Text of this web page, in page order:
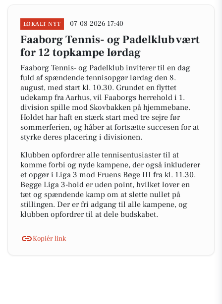
LOKALT NYT 07-08-2026 17:40
Faaborg Tennis- og Padelklub vært
for 12 topkampe lørdag
Faaborg Tennis- og Padelklub inviterer til en dag
fuld af spændende tennisopgør lørdag den 8.
august, med start kl. 10.30. Grundet en flyttet
udekamp fra Aarhus, vil Faaborgs herrehold i 1.
division spille mod Skovbakken på hjemmebane.
Holdet har haft en stærk start med tre sejre før
sommerferien, og håber at fortsætte succesen for at
styrke deres placering i divisionen.
Klubben opfordrer alle tennisentusiaster til at
komme forbi og nyde kampene, der også inkluderer
et opgør i Liga 3 mod Fruens Bøge III fra kl. 11.30.
Begge Liga 3-hold er uden point, hvilket lover en
tæt og spændende kamp om at slette nullet på
stillingen. Der er fri adgang til alle kampene, og
klubben opfordrer til at dele budskabet.
Kopiér link